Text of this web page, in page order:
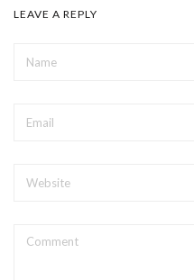
LEAVE A REPLY